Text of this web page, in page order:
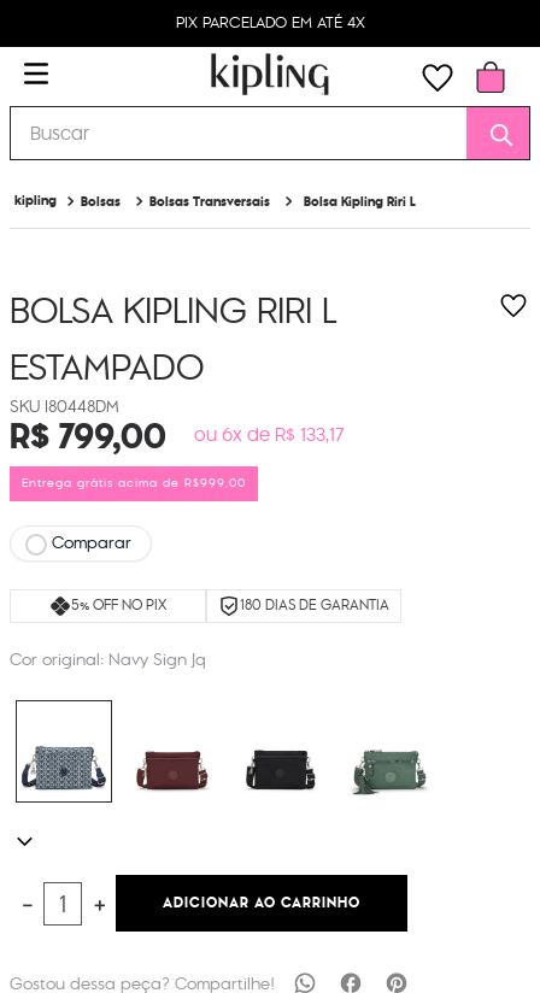
PIX PARCELADO EM ATÉ 4X
Buscar
Bolsas Bolsas Transversais Bolsa Kipling Riri L
BOLSA KIPLING RIRI L
ESTAMPADO
I80448DM
R$799,00 ou 6x de R$ 133,17
Entrega grátis acima de R$999,00
Comparar
5% OFF NO PIX 180 DIAS DE GARANTIA
Cor original: Navy Sign Jq
＋
－ ADICIONAR AO CARRINHO